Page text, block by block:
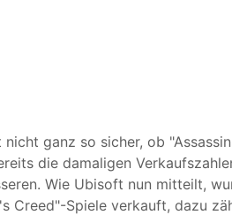
ganz so sicher, ob
die damaligen
Wie Ubisoft nun mitteilt,
Creed"-Spiele verkauft, dazu